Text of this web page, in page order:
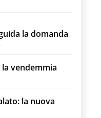
la domanda
vendemmia
la nuova